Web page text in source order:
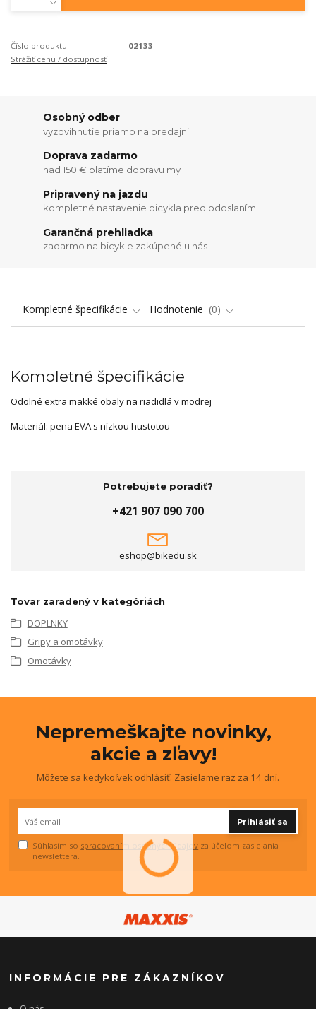
Číslo produktu:
02133
Strážiť cenu / dostupnosť
Osobný odber
vyzdvihnutie priamo na predajni
Doprava zadarmo
nad 150 € platíme dopravu my
Pripravený na jazdu
kompletné nastavenie bicykla pred odoslaním
Garančná prehliadka
zadarmo na bicykle zakúpené u nás
Kompletné špecifikácie Hodnotenie 0
Kompletné špecifikácie
Odolné extra mäkké obaly na riadidlá v modrej
Materiál: pena EVA s nízkou hustotou
Potrebujete poradiť?
+421 907 090 700
eshop@bikedu.sk
Tovar zaradený v kategóriách
DOPLNKY
Gripy a omotávky
Omotávky
Nepremeškajte novinky,
akcie a zľavy!
Môžete sa kedykoľvek odhlásiť. Zasielame raz za 14 dní.
Prihlásiť sa
Súhlasím so spracovaním osobných údajov za účelom zasielania
newslettera.
INFORMÁCIE PRE ZÁKAZNÍKOV